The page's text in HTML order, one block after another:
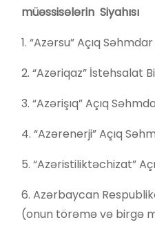
müəssisələrin Siyahısı
1. “Azərsu” Açıq
2. “Azəriqaz” İstehsalat
3. “Azərişıq” Açıq
4. “Azərenerji” Açıq
5. “Azəristiliktəchizat”
6. Azərbaycan
(onun törəmə və birgə